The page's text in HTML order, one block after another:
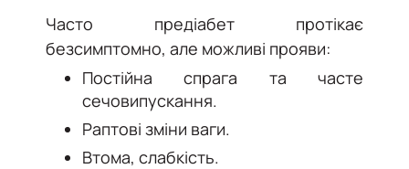
Часто предіабет протікає
безсимптомно, але можливі прояви:
Постійна спрага та часте
сечовипускання.
Раптові зміни ваги.
Втома, слабкість.